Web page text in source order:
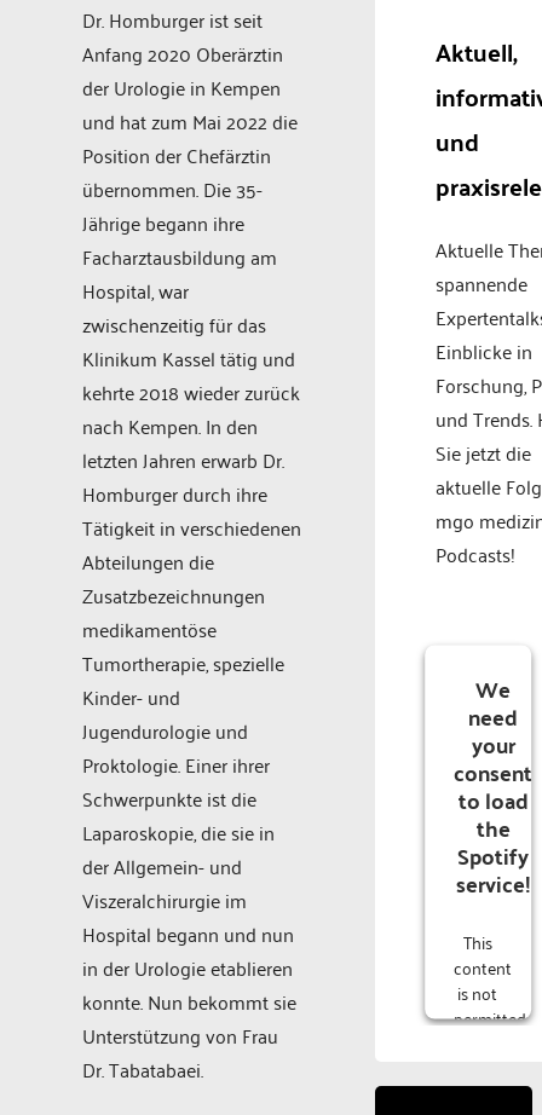
Dr. Homburger ist seit
Anfang 2020 Oberärztin
der Urologie in Kempen
und hat zum Mai 2022 die
Position der Chefärztin
übernommen. Die 35-
Jährige begann ihre
Facharztausbildung am
Hospital, war
zwischenzeitig für das
Klinikum Kassel tätig und
kehrte 2018 wieder zurück
nach Kempen. In den
letzten Jahren erwarb Dr.
Homburger durch ihre
Tätigkeit in verschiedenen
Abteilungen die
Zusatzbezeichnungen
medikamentöse
Tumortherapie, spezielle
Kinder- und
Jugendurologie und
Proktologie. Einer ihrer
Schwerpunkte ist die
Laparoskopie, die sie in
der Allgemein- und
Viszeralchirurgie im
Hospital begann und nun
in der Urologie etablieren
konnte. Nun bekommt sie
Unterstützung von Frau
Dr. Tabatabaei.
Aktuell,
und
Aktuelle
spannende
Einblicke in
Forschung,
und Trends.
Sie jetzt die
aktuelle
mgo
Podcasts!
We
need
your
consent
to load
the
Spotify
service!
This
content
is not
permitted
due to